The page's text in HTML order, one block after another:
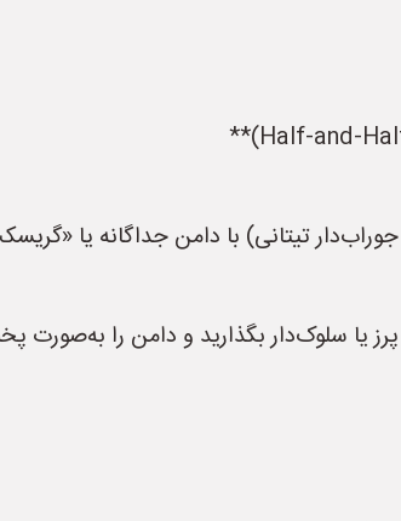
تیتانی) با دامن جداگانه یا
یا سلوک‌دار بگذارید و دامن را به‌صورت